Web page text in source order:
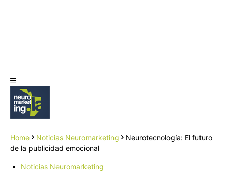
Home Noticias Neuromarketing
Neurotecnología: El futuro
de la publicidad emocional
Noticias Neuromarketing